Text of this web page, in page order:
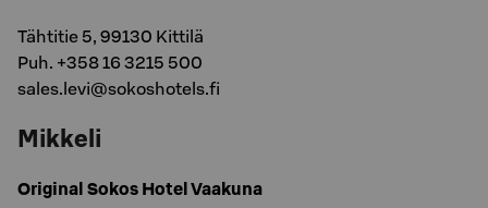
Tähtitie 5, 99130 Kittilä
Puh. +358 16 3215 500
sales.levi@sokoshotels.fi
Mikkeli
Original Sokos Hotel Vaakuna